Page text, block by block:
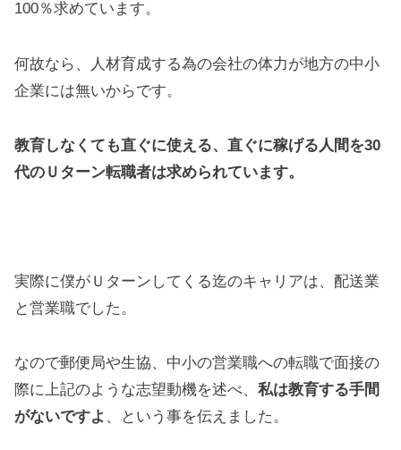
100％求めています。
何故なら、人材育成する為の会社の体力が地方の中小
企業には無いからです。
教育しなくても直ぐに使える、直ぐに稼げる人間を30
代のＵターン転職者は求められています。
実際に僕がＵターンしてくる迄のキャリアは、配送業
と営業職でした。
なので郵便局や生協、中小の営業職への転職で面接の
際に上記のような志望動機を述べ、私は教育する手間
がないですよ 、という事を伝えました。